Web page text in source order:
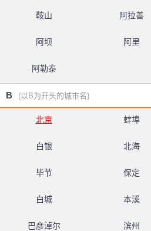
鞍山 阿拉善
阿坝 阿里
阿勒泰
B (以B为开头的城市名)
北京 蚌埠
白银 北海
毕节 保定
白城 本溪
巴彦淖尔 滨州